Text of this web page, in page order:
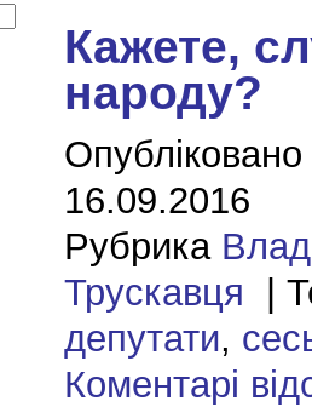
Кажете,
народу?
16.09.2016
Рубрика
Трускавця |
депутати,
Коментарі